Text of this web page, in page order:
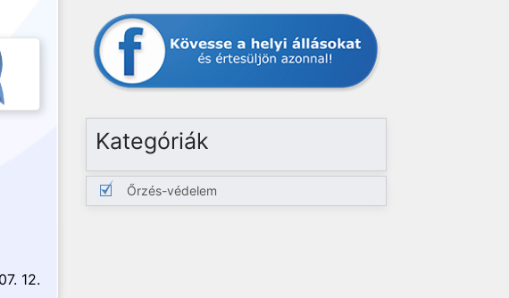
12.
Kategóriák
Őrzés-védelem